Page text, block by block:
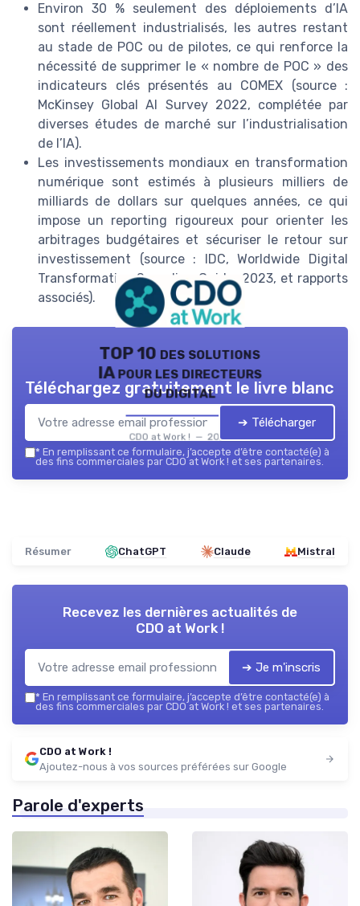
Environ 30 % seulement des déploiements d’IA
sont réellement industrialisés, les autres restant
au stade de POC ou de pilotes, ce qui renforce la
nécessité de supprimer le « nombre de POC » des
indicateurs clés présentés au COMEX (source :
McKinsey Global AI Survey 2022, complétée par
diverses études de marché sur l’industrialisation
de l’IA).
Les investissements mondiaux en transformation
numérique sont estimés à plusieurs milliers de
milliards de dollars sur quelques années, ce qui
impose un reporting rigoureux pour orienter les
arbitrages budgétaires et sécuriser le retour sur
investissement (source : IDC, Worldwide Digital
Transformation Spending Guide, 2023, et rapports
associés).
TOP 10 des solutions
IA pour les directeurs
du digital
CDO at Work ! — 2026
Téléchargez gratuitement le livre blanc
➔ Télécharger
* En remplissant ce formulaire, j’accepte d’être contacté(e) à
des fins commerciales par CDO at Work ! et ses partenaires.
Résumer ChatGPT Claude Mistral
Recevez les dernières actualités de
CDO at Work !
➔ Je m'inscris
* En remplissant ce formulaire, j’accepte d’être contacté(e) à
des fins commerciales par CDO at Work ! et ses partenaires.
CDO at Work !
Ajoutez-nous à vos sources préférées sur Google
Parole d'experts